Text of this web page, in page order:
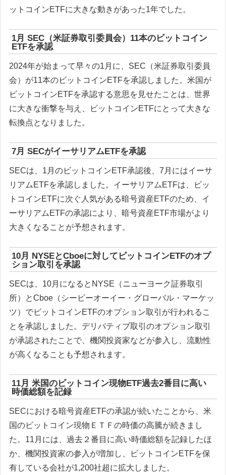
ットコインETFに大きな動きがあった1年でした。
1月 SEC（米証券取引委員会）11本のビットコイン
ETFを承認
2024年が始まって早々の1月に、SEC（米証券取引委員
会）が11本のビットコインETFを承認しました。米国が
ビットコインETFを承認する意思を見せたことは、世界
に大きな衝撃を与え、ビットコインETFにとって大きな
転換点となりました。
7月 SECがイーサリアムETFを承認
SECは、1月のビットコインETF承認後、7月にはイーサ
リアムETFを承認しました。イーサリアムETFは、ビッ
トコインETFに次ぐ人気がある暗号資産ETFのため、イ
ーサリアムETFの承認により、暗号資産ETF市場がより
大きくなることが予想されます。
10月 NYSEとCboeに対してビットコインETFのオプ
ション取引を承認
SECは、10月になるとNYSE（ニューヨーク証券取引
所）とCboe（シービーオーイー・グローバル・マーケッ
ツ）でビットコインETFのオプション取引が行われるこ
とを承認しました。デリバティブ取引のオプション取引
が承認されたことで、機関投資家などが参入し、流動性
が高くなることも予想されます。
11月 米国のビットコイン現物ETF過去2番目に高い
時価総額を記録
SECにおける暗号資産ETFの承認が続いたことから、米
国のビットコイン現物ＥＴＦの時価の高騰が続きまし
た。11月には、過去２番目に高い時価総額を記録したほ
か、機関投資家の参入が増加し、ビットコインETFを保
有している会社が1,200社超に拡大しました。